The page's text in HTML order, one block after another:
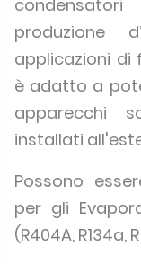
produzione
applicazioni di
è adatto a
apparecchi
installati
Possono
per gli
(R404A, R134a,